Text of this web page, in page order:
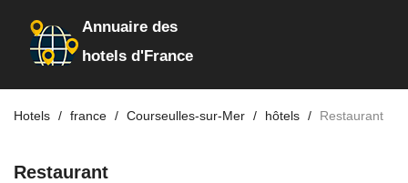
Annuaire des
hotels d'France
Hotels france Courseulles-sur-Mer hôtels Restaurant
Restaurant